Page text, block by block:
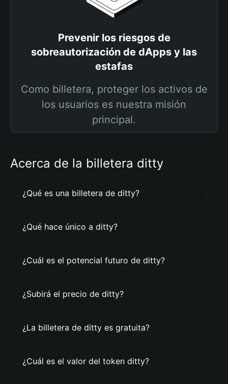
Prevenir los riesgos de
sobreautorización de dApps y las
estafas
Como billetera, proteger los activos de
los usuarios es nuestra misión
principal.
Acerca de la billetera ditty
¿Qué es una billetera de ditty?
¿Qué hace único a ditty?
¿Cuál es el potencial futuro de ditty?
¿Subirá el precio de ditty?
¿La billetera de ditty es gratuita?
¿Cuál es el valor del token ditty?